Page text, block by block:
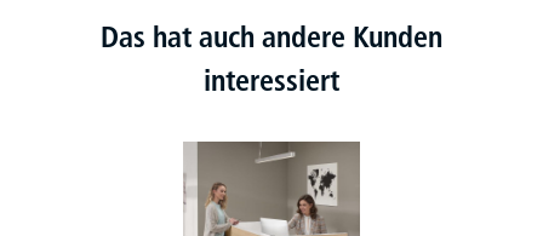
Das hat auch andere Kunden
interessiert